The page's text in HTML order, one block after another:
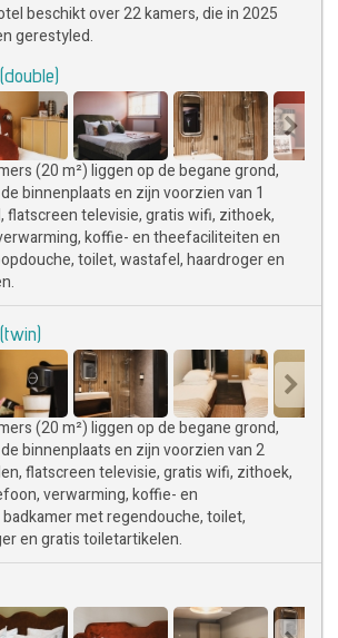
beschikt over 22 kamers, die in 2025
gerestyled.
(20 m²) liggen op de begane grond,
binnenplaats en zijn voorzien van 1
televisie, gratis wifi, zithoek,
koffie- en theefaciliteiten en
toilet, wastafel, haardroger en
(20 m²) liggen op de begane grond,
binnenplaats en zijn voorzien van 2
flatscreen televisie, gratis wifi, zithoek,
verwarming, koffie- en
met regendouche, toilet,
en gratis toiletartikelen.